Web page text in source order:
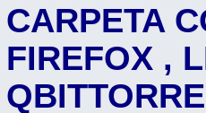
CARPETA
FIREFOX ,